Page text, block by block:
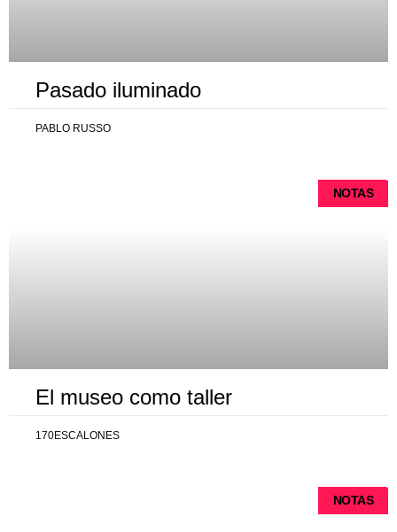
Pasado iluminado
PABLO RUSSO
NOTAS
El museo como taller
170ESCALONES
NOTAS